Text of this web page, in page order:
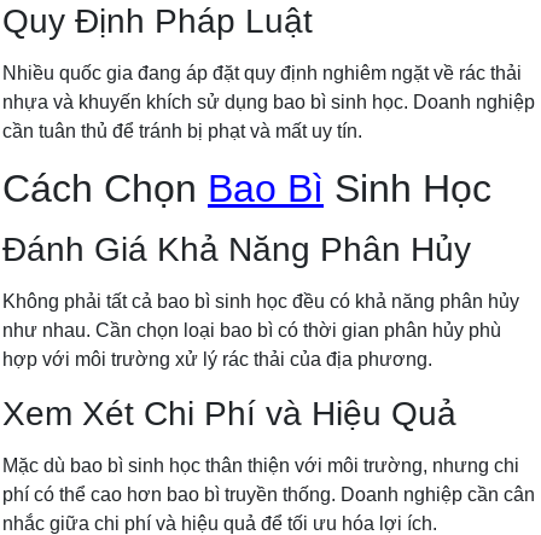
Quy Định Pháp Luật
Nhiều quốc gia đang áp đặt quy định nghiêm ngặt về rác thải
nhựa và khuyến khích sử dụng bao bì sinh học. Doanh nghiệp
cần tuân thủ để tránh bị phạt và mất uy tín.
Cách Chọn Bao Bì Sinh Học
Đánh Giá Khả Năng Phân Hủy
Không phải tất cả bao bì sinh học đều có khả năng phân hủy
như nhau. Cần chọn loại bao bì có thời gian phân hủy phù
hợp với môi trường xử lý rác thải của địa phương.
Xem Xét Chi Phí và Hiệu Quả
Mặc dù bao bì sinh học thân thiện với môi trường, nhưng chi
phí có thể cao hơn bao bì truyền thống. Doanh nghiệp cần cân
nhắc giữa chi phí và hiệu quả để tối ưu hóa lợi ích.